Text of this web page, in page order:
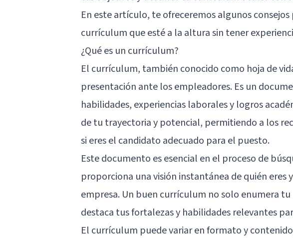
En este artículo, te ofreceremos algunos
currículum que esté a la altura sin tener
¿Qué es un currículum?
El currículum, también conocido como hoja de
presentación ante los empleadores. Es un
habilidades, experiencias laborales y logros
de tu trayectoria y potencial, permitiendo a los
si eres el candidato adecuado para el puesto.
Este documento es esencial en el proceso de
proporciona una visión instantánea de quién eres
empresa. Un buen currículum no solo enumera
destaca tus fortalezas y habilidades relevantes
El currículum puede variar en formato y